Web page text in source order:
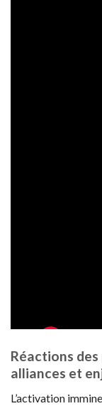
Réactions
alliances et
L’activation